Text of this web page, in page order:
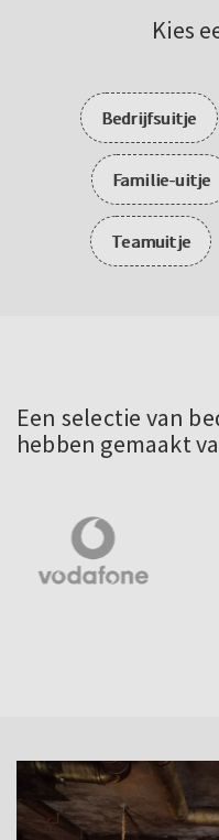
Kies
Bedrijfsuitje
Familie-uitje
Teamuitje
Een selectie van
hebben gemaakt